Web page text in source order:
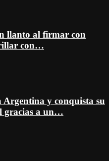
llanto al firmar con
con…
Argentina y conquista su
gracias a un…